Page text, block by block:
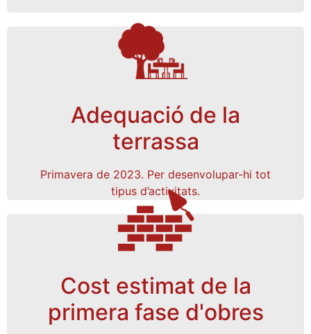
Adequació de la
terrassa
Primavera de 2023. Per desenvolupar-hi tot
tipus d’activitats.
5.858,25€
Finançat a través de
fons propis
soci/a
.
Cost estimat de la
primera fase d'obres
150.000€
Finançat a través d’un
préstec concedit per la